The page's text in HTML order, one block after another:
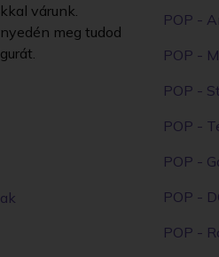
várunk.
meg tudod
POP -
POP -
POP -
POP -
POP -
POP -
POP -